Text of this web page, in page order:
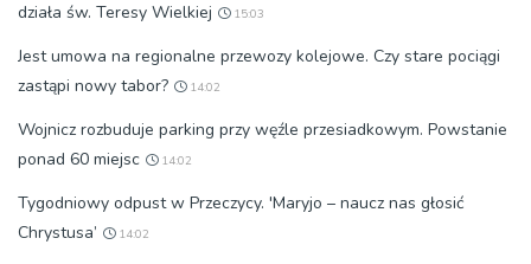
działa św. Teresy Wielkiej
15:03
Jest umowa na regionalne przewozy kolejowe. Czy stare pociągi
zastąpi nowy tabor?
14:02
Wojnicz rozbuduje parking przy węźle przesiadkowym. Powstanie
ponad 60 miejsc
14:02
Tygodniowy odpust w Przeczycy. 'Maryjo – naucz nas głosić
Chrystusa’
14:02